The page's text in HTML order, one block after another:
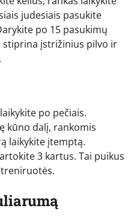
judesiais pasukite
po 15 pasukimų
stiprina įstrižinius pilvo ir
po pečiais.
kūno dalį, rankomis
laikykite įtemptą.
3 kartus. Tai puikus